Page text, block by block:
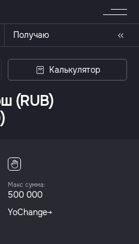
Получаю
Калькулятор
(RUB)
Макс сумма:
500 000
YoChange